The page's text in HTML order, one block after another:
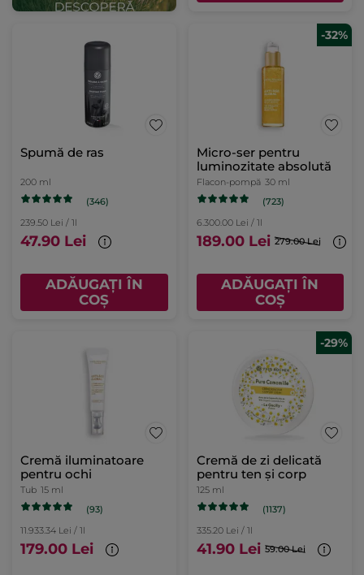
Spumă de ras
200 ml
(346)
239.50 Lei / 1l
47.90 Lei
ADĂUGAȚI ÎN
COȘ
-32%
Micro-ser pentru
luminozitate absolută
Flacon-pompă 30 ml
(723)
6.300.00 Lei / 1l
189.00 Lei 279.00 Lei
ADĂUGAȚI ÎN
COȘ
Cremă iluminatoare
pentru ochi
Tub 15 ml
(93)
11.933.34 Lei / 1l
179.00 Lei
-29%
Cremă de zi delicată
pentru ten și corp
125 ml
(1137)
335.20 Lei / 1l
41.90 Lei 59.00 Lei